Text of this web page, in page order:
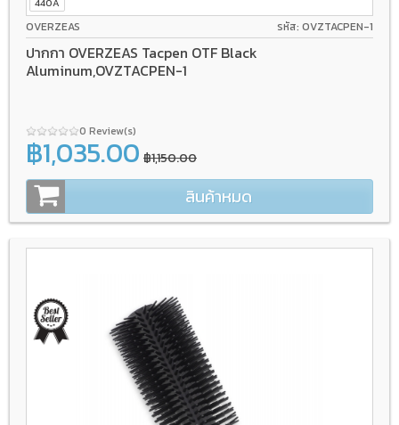
OVERZEAS รหัส: OVZTACPEN-1
ปากกา OVERZEAS Tacpen OTF Black
Aluminum,OVZTACPEN-1
0 Review(s)
฿1,035.00 ฿1,150.00
สินค้าหมด